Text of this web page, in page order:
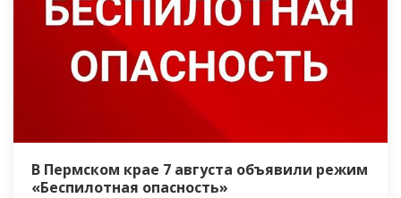
В Пермском крае 7 августа объявили режим
«Беспилотная опасность»